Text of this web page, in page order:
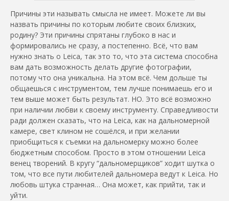
Причины эти называть смысла не имеет. Можете ли вы
назвать причины по которым любите своих близких,
родину? Эти причины спрятаны глубоко в нас и
формировались не сразу, а постепенно. Всё, что вам
нужно знать о Leica, так это то, что эта система способна
вам дать возможность делать другие фотографии,
потому что она уникальна. На этом всё. Чем дольше ты
общаешься с инструментом, тем лучше понимаешь его и
тем выше может быть результат. НО. Это всё возможно
при наличии любви к своему инструменту. Справедливости
ради должен сказать, что на Leica, как на дальномерной
камере, свет клином не сошёлся, и при желании
приобщиться к съемки на дальномерку можно более
бюджетным способом. Просто в этом отношении Leica
венец творений. В кругу “дальномерщиков” ходит шутка о
том, что все пути любителей дальномера ведут к Leica. Но
любовь штука странная… Она может, как прийти, так и
уйти.